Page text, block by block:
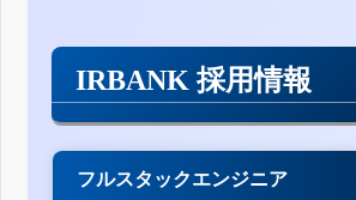
IRBANK 採用情報
フルスタックエンジニア